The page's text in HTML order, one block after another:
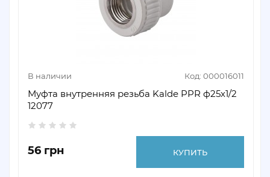
В наличии Код: 000016011
Муфта внутренняя резьба Kalde PPR ф25х1/2
12077
56 грн КУПИТЬ